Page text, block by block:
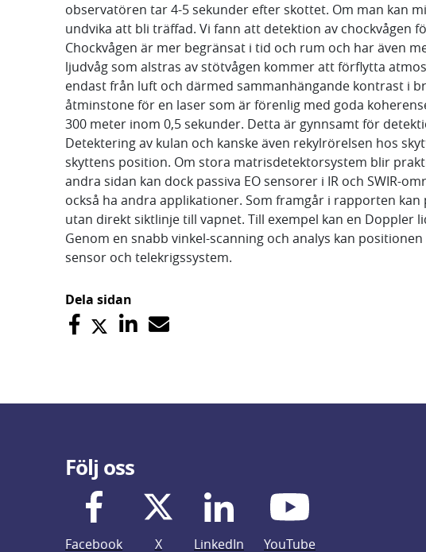
observatören tar 4-5 sekunder efter skottet. Om man kan
undvika att bli träffad. Vi fann att detektion av chockvågen
Chockvågen är mer begränsat i tid och rum och har även
ljudvåg som alstras av stötvågen kommer att förflytta
endast från luft och därmed sammanhängande kontrast i
åtminstone för en laser som är förenlig med goda
300 meter inom 0,5 sekunder. Detta är gynnsamt för
Detektering av kulan och kanske även rekylrörelsen hos
skyttens position. Om stora matrisdetektorsystem blir
andra sidan kan dock passiva EO sensorer i IR och SWIR-
också ha andra applikationer. Som framgår i rapporten
utan direkt siktlinje till vapnet. Till exempel kan en Doppler
Genom en snabb vinkel-scanning och analys kan
sensor och telekrigssystem.
Dela sidan
Följ oss
Facebook X LinkedIn
YouTube